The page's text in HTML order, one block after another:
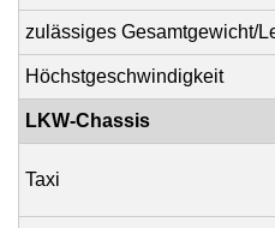
zulässiges Gesamtgewicht/
Höchstgeschwindigkeit
LKW-Chassis
Taxi